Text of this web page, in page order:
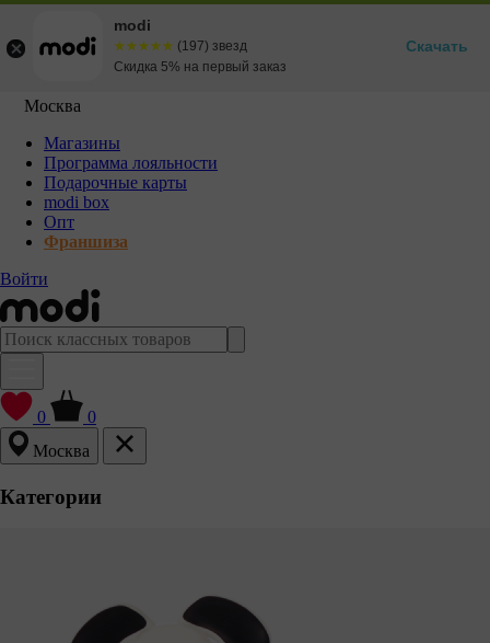
Москва
Магазины
Программа лояльности
Подарочные карты
modi box
Опт
Франшиза
Войти
0
0
Москва
Категории
modi
☆☆☆☆☆
★★★★★ (197) звезд
Скидка 5% на первый заказ
Скачать